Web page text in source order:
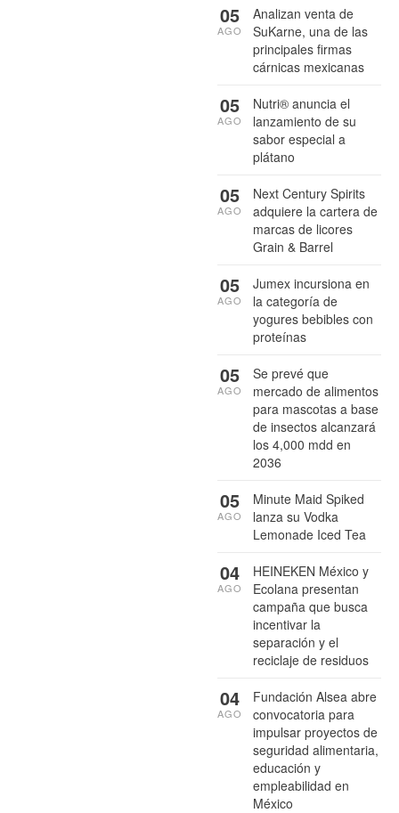
Analizan venta de
SuKarne, una de las
principales firmas
cárnicas mexicanas
05
AGO
Nutri® anuncia el
lanzamiento de su
sabor especial a
plátano
05
AGO
Next Century Spirits
adquiere la cartera de
marcas de licores
Grain & Barrel
05
AGO
Jumex incursiona en
la categoría de
yogures bebibles con
proteínas
05
AGO
Se prevé que
mercado de alimentos
para mascotas a base
de insectos alcanzará
los 4,000 mdd en
2036
05
AGO
Minute Maid Spiked
lanza su Vodka
Lemonade Iced Tea
05
AGO
HEINEKEN México y
Ecolana presentan
campaña que busca
incentivar la
separación y el
reciclaje de residuos
04
AGO
Fundación Alsea abre
convocatoria para
impulsar proyectos de
seguridad alimentaria,
educación y
empleabilidad en
México
04
AGO